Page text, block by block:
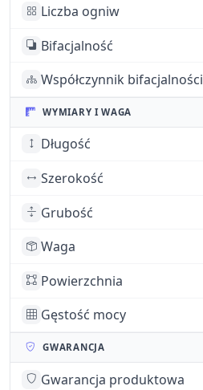
Liczba ogniw
Bifacjalność
Współczynnik bifacjalności
WYMIARY I WAGA
Długość
Szerokość
Grubość
Waga
Powierzchnia
Gęstość mocy
GWARANCJA
Gwarancja produktowa